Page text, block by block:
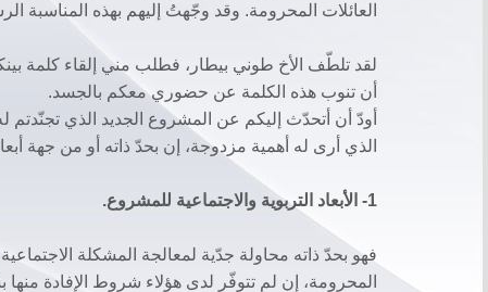
العائلات المحرومة. وقد وجّهتُ إليهم بهذه المناسبة
لقد تلطّف الأخ طوني بيطار، فطلب مني إلقاء كلمة
أن تنوب هذه الكلمة عن حضوري معكم بالجسد.
أودّ أن أتحدّث إليكم عن المشروع الجديد الذي تجنّدتم
الذي أرى له أهمية مزدوجة، إن بحدّ ذاته أو من جهة
1- الأبعاد التربوية والاجتماعية للمشروع.
فهو بحدّ ذاته محاولة جدّية لمعالجة المشكلة
المحرومة، إن لم تتوفّر لدى هؤلاء شروط الإفادة